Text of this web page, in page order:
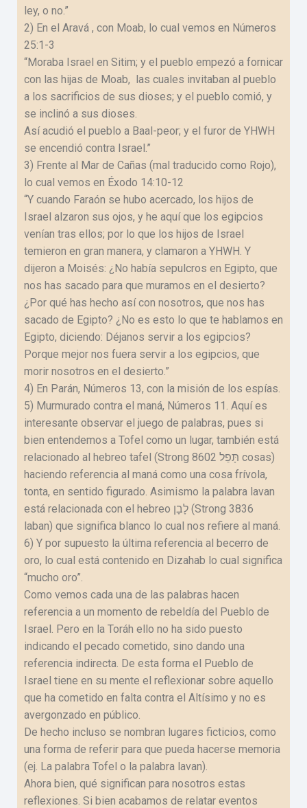
ley, o no.”
2) En el Aravá , con Moab, lo cual vemos en Números
25:1-3
“Moraba Israel en Sitim; y el pueblo empezó a fornicar
con las hijas de Moab, las cuales invitaban al pueblo
a los sacrificios de sus dioses; y el pueblo comió, y
se inclinó a sus dioses.
Así acudió el pueblo a Baal-peor; y el furor de YHWH
se encendió contra Israel.”
3) Frente al Mar de Cañas (mal traducido como Rojo),
lo cual vemos en Éxodo 14:10-12
“Y cuando Faraón se hubo acercado, los hijos de
Israel alzaron sus ojos, y he aquí que los egipcios
venían tras ellos; por lo que los hijos de Israel
temieron en gran manera, y clamaron a YHWH. Y
dijeron a Moisés: ¿No había sepulcros en Egipto, que
nos has sacado para que muramos en el desierto?
¿Por qué has hecho así con nosotros, que nos has
sacado de Egipto? ¿No es esto lo que te hablamos en
Egipto, diciendo: Déjanos servir a los egipcios?
Porque mejor nos fuera servir a los egipcios, que
morir nosotros en el desierto.”
4) En Parán, Números 13, con la misión de los espías.
5) Murmurado contra el maná, Números 11. Aquí es
interesante observar el juego de palabras, pues si
bien entendemos a Tofel como un lugar, también está
relacionado al hebreo tafel (Strong 8602 תָּפֵל cosas)
haciendo referencia al maná como una cosa frívola,
tonta, en sentido figurado. Asimismo la palabra lavan
está relacionada con el hebreo לָבָן (Strong 3836
laban) que significa blanco lo cual nos refiere al maná.
6) Y por supuesto la última referencia al becerro de
oro, lo cual está contenido en Dizahab lo cual significa
“mucho oro”.
Como vemos cada una de las palabras hacen
referencia a un momento de rebeldía del Pueblo de
Israel. Pero en la Toráh ello no ha sido puesto
indicando el pecado cometido, sino dando una
referencia indirecta. De esta forma el Pueblo de
Israel tiene en su mente el reflexionar sobre aquello
que ha cometido en falta contra el Altísimo y no es
avergonzado en público.
De hecho incluso se nombran lugares ficticios, como
una forma de referir para que pueda hacerse memoria
(ej. La palabra Tofel o la palabra lavan).
Ahora bien, qué significan para nosotros estas
reflexiones. Si bien acabamos de relatar eventos